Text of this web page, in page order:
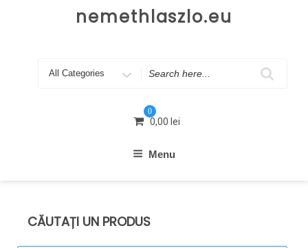
nemethlaszlo.eu
Search
0
0,00 lei
Menu
CĂUTAȚI UN PRODUS